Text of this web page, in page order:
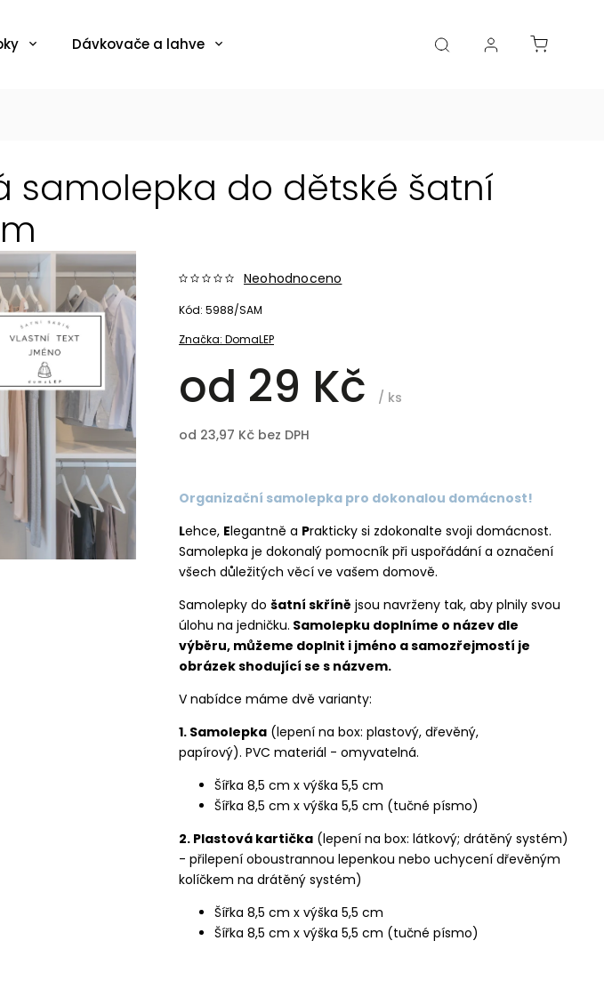
Dávkovače a lahve Boxy, dózy, kořenky, skleničky Akce
samolepka do dětské šatní
Značka: DomaLEP
Neohodnoceno
od 29 Kč / ks
od 23,97 Kč bez DPH
Kód: 5988/SAM
Organizační samolepka pro dokonalou domácnost!
Lehce, Elegantně a Prakticky si zdokonalte svoji domácnost.
Samolepka je dokonalý pomocník při uspořádání a označení
všech důležitých věcí ve vašem domově.
Samolepky do šatní skříně jsou navrženy tak, aby plnily svou
úlohu na jedničku. Samolepku doplníme o název dle
výběru, můžeme doplnit i jméno a samozřejmostí je
obrázek shodující se s názvem.
V nabídce máme dvě varianty:
1. Samolepka (lepení na box: plastový, dřevěný,
papírový). PVC materiál - omyvatelná.
Šířka 8,5 cm x výška 5,5 cm
Šířka 8,5 cm x výška 5,5 cm (tučné písmo)
2. Plastová kartička (lepení na box: látkový; drátěný systém)
- přilepení oboustrannou lepenkou nebo uchycení dřevěným
kolíčkem na drátěný systém)
Šířka 8,5 cm x výška 5,5 cm
Šířka 8,5 cm x výška 5,5 cm (tučné písmo)